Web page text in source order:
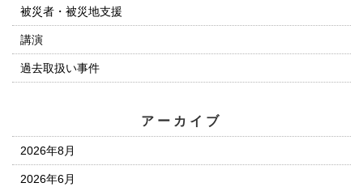
被災者・被災地支援
講演
過去取扱い事件
アーカイブ
2026年8月
2026年6月